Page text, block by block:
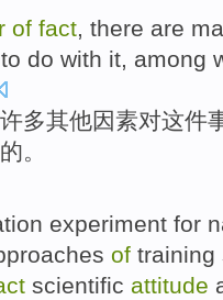
of fact, there are
do with it, among
许多其他因素对这件
的。
experiment for
of training
scientific attitude